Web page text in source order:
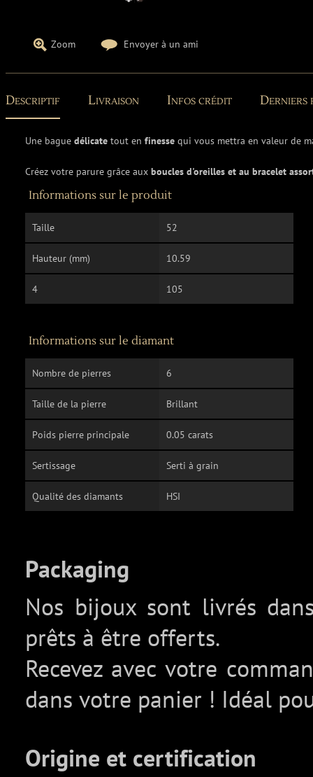
Zoom Envoyer à un ami
Descriptif Livraison Infos crédit Derniers
Une bague délicate tout en finesse qui vous mettra en valeur de
Créez votre parure grâce aux boucles d'oreilles et au bracelet
Informations sur le produit
Taille 52
Hauteur (mm) 10.59
4 105
Informations sur le diamant
Nombre de pierres 6
Taille de la pierre Brillant
Poids pierre principale 0.05 carats
Sertissage Serti à grain
Qualité des diamants HSI
Packaging
Nos bijoux sont livrés
prêts à être offerts.
Recevez avec votre
dans votre panier ! Idéal
Origine et certification